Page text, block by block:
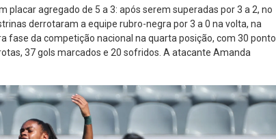
placar agregado de 5 a 3: após serem superadas por 3 a 2, no
derrotaram a equipe rubro-negra por 3 a 0 na volta, na
fase da competição nacional na quarta posição, com 30
37 gols marcados e 20 sofridos. A atacante Amanda